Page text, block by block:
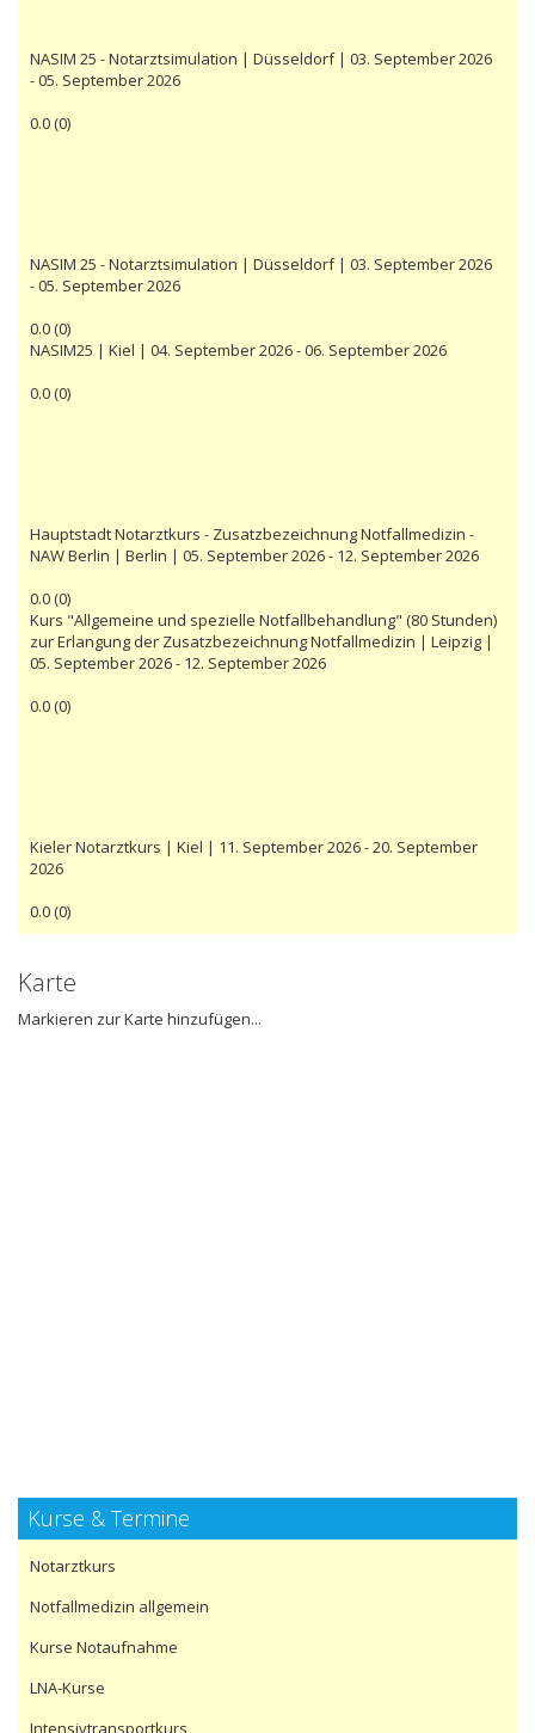
NASIM 25 - Notarztsimulation | Düsseldorf | 03. September 2026
- 05. September 2026
0.0(0)
NASIM 25 - Notarztsimulation | Düsseldorf | 03. September 2026
- 05. September 2026
0.0(0)
NASIM25 | Kiel | 04. September 2026 - 06. September 2026
0.0(0)
Hauptstadt Notarztkurs - Zusatzbezeichnung Notfallmedizin -
NAW Berlin | Berlin | 05. September 2026 - 12. September 2026
0.0(0)
Kurs "Allgemeine und spezielle Notfallbehandlung" (80 Stunden)
zur Erlangung der Zusatzbezeichnung Notfallmedizin | Leipzig |
05. September 2026 - 12. September 2026
0.0(0)
Kieler Notarztkurs | Kiel | 11. September 2026 - 20. September
2026
0.0(0)
Karte
Markieren zur Karte hinzufügen...
Kurse & Termine
Notarztkurs
Notfallmedizin allgemein
Kurse Notaufnahme
LNA-Kurse
Intensivtransportkurs